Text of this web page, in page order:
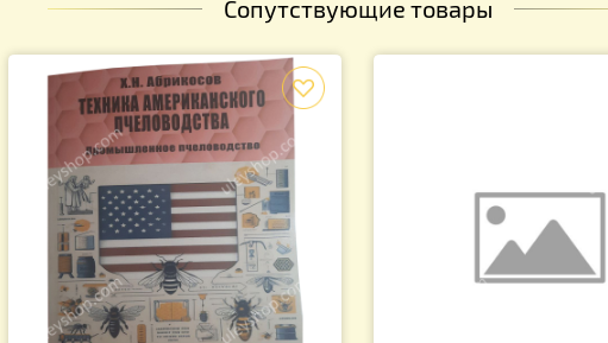
Сопутствующие товары